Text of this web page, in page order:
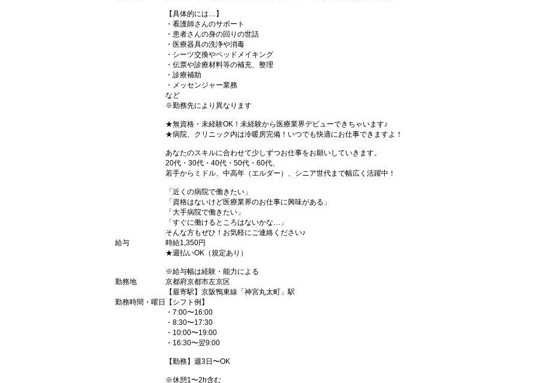
【具体的には…】
・看護師さんのサポート
・患者さんの身の回りの世話
・医療器具の洗浄や消毒
・シーツ交換やベッドメイキング
・伝票や診療材料等の補充、整理
・診療補助
・メッセンジャー業務
など
※勤務先により異なります
★無資格・未経験OK！未経験から医療業界デビューできちゃいます♪
★病院、クリニック内は冷暖房完備！いつでも快適にお仕事できますよ！
あなたのスキルに合わせて少しずつお仕事をお願いしていきます。
20代・30代・40代・50代・60代、
若手からミドル、中高年（エルダー）、シニア世代まで幅広く活躍中！
「近くの病院で働きたい」
「資格はないけど医療業界のお仕事に興味がある」
「大手病院で働きたい」
「すぐに働けるところはないかな…」
そんな方もぜひ！お気軽にご連絡ください♪
給与
時給1,350円
★週払いOK（規定あり）
※給与幅は経験・能力による
勤務地
京都府京都市左京区
【最寄駅】京阪鴨東線「神宮丸太町」駅
勤務時間・曜日
【シフト例】
・7:00〜16:00
・8:30〜17:30
・10:00〜19:00
・16:30〜翌9:00
【勤務】週3日〜OK
※休憩1〜2h含む